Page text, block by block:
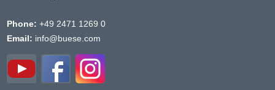
Phone: +49 2471 1269 0
Email: info@buese.com